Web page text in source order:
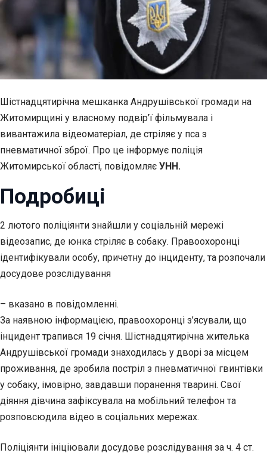
Шістнадцятирічна мешканка Андрушівської громади на
Житомирщині у власному подвір’ї фільмувала і
вивантажила відеоматеріал, де стріляє у пса з
пневматичної зброї. Про це інформує поліція
Житомирської області, повідомляє УНН.
Подробиці
2 лютого поліціянти знайшли у соціальній мережі
відеозапис, де юнка стріляє в собаку. Правоохоронці
ідентифікували особу, причетну до інциденту, та розпочали
досудове розслідування
– вказано в повідомленні.
За наявною інформацією, правоохоронці з’ясували, що
інцидент трапився 19 січня. Шістнадцятирічна жителька
Андрушівської громади знаходилась у дворі за місцем
проживання, де зробила постріл з пневматичної гвинтівки
у собаку, імовірно, завдавши поранення тварині. Свої
діяння дівчина зафіксувала на мобільний телефон та
розповсюдила відео в соціальних мережах.
Поліціянти ініціювали досудове розслідування за ч. 4 ст.